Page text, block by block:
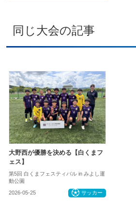
同じ大会の記事
大野西が優勝を決める【白くまフ
ェス】
第5回 白くまフェスティバル in みよし運
動公園
2026-05-25 サッカー